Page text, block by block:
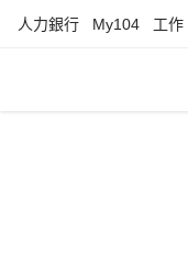
人力銀行 My104 工作